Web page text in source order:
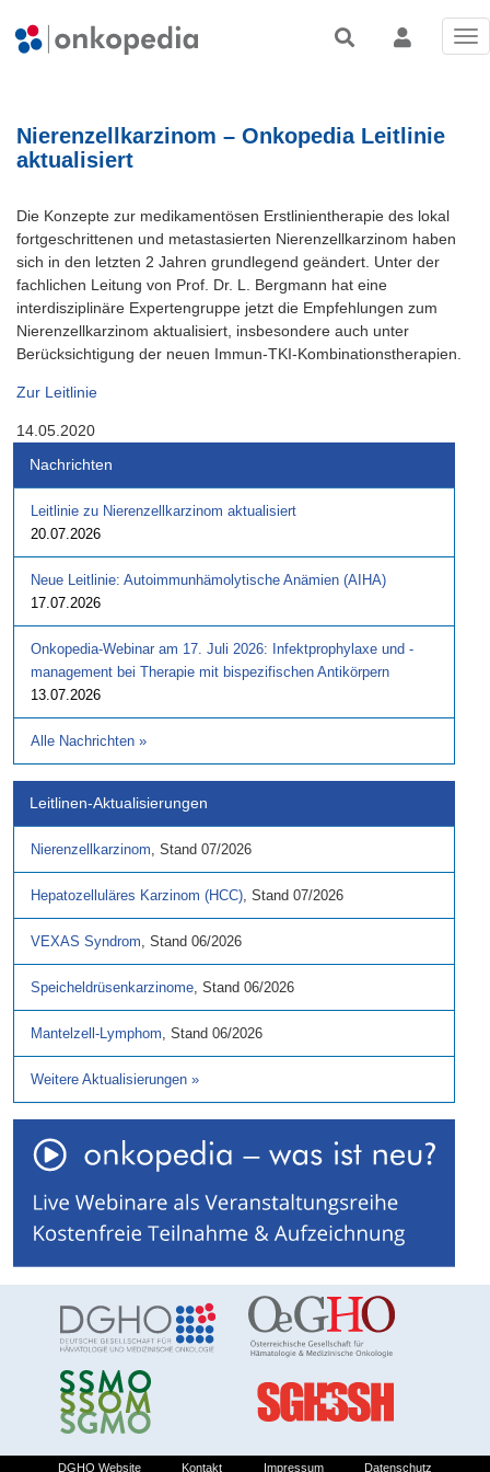
Nierenzellkarzinom – Onkopedia Leitlinie
aktualisiert
Die Konzepte zur medikamentösen Erstlinientherapie des lokal
fortgeschrittenen und metastasierten Nierenzellkarzinom haben
sich in den letzten 2 Jahren grundlegend geändert. Unter der
fachlichen Leitung von Prof. Dr. L. Bergmann hat eine
interdisziplinäre Expertengruppe jetzt die Empfehlungen zum
Nierenzellkarzinom aktualisiert, insbesondere auch unter
Berücksichtigung der neuen Immun-TKI-Kombinationstherapien.
Zur Leitlinie
14.05.2020
Nachrichten
Leitlinie zu Nierenzellkarzinom aktualisiert
20.07.2026
Neue Leitlinie: Autoimmunhämolytische Anämien (AIHA)
17.07.2026
Onkopedia-Webinar am 17. Juli 2026: Infektprophylaxe und -
management bei Therapie mit bispezifischen Antikörpern
13.07.2026
Alle Nachrichten »
Leitlinen-Aktualisierungen
Nierenzellkarzinom, Stand 07/2026
Hepatozelluläres Karzinom (HCC), Stand 07/2026
VEXAS Syndrom, Stand 06/2026
Speicheldrüsenkarzinome, Stand 06/2026
Mantelzell-Lymphom, Stand 06/2026
Weitere Aktualisierungen »
DGHO Website Kontakt Impressum Datenschutz